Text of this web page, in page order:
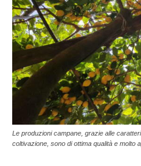
Le produzioni campane, grazie alle
coltivazione, sono di ottima qualità e molto